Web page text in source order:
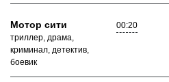
Мотор сити
триллер, драма,
криминал, детектив,
боевик
00:20